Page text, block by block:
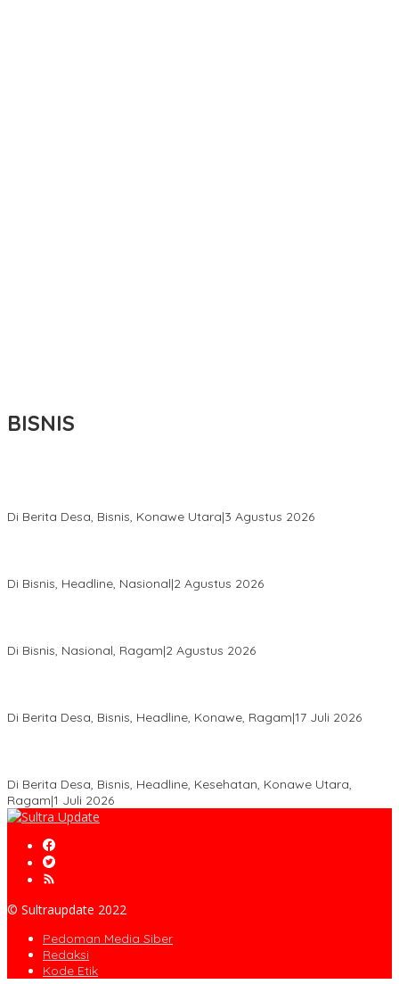
BISNIS
Di Berita Desa, Bisnis, Konawe Utara|3 Agustus 2026
Di Bisnis, Headline, Nasional|2 Agustus 2026
Di Bisnis, Nasional, Ragam|2 Agustus 2026
Di Berita Desa, Bisnis, Headline, Konawe, Ragam|17 Juli 2026
Di Berita Desa, Bisnis, Headline, Kesehatan, Konawe Utara,
Ragam|1 Juli 2026
© Sultraupdate 2022
Pedoman Media Siber
Redaksi
Kode Etik